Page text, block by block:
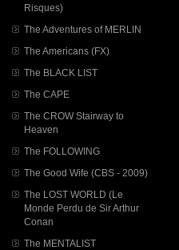
Risques)
The Adventures of MERLIN
The Americans (FX)
The BLACK LIST
The CAPE
The CROW Stairway to
Heaven
The FOLLOWING
The Good Wife (CBS - 2009)
The LOST WORLD (Le
Monde Perdu de Sir Arthur
Conan
The MENTALIST